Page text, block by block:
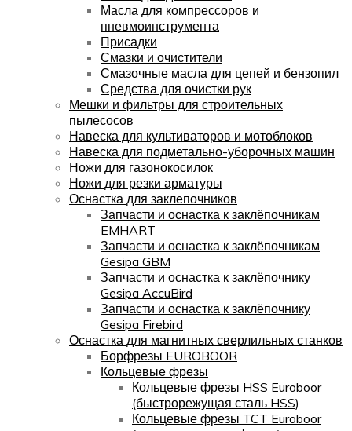
Масла для компрессоров и
пневмоинструмента
Присадки
Смазки и очистители
Смазочные масла для цепей и бензопил
Средства для очистки рук
Мешки и фильтры для строительных
пылесосов
Навеска для культиваторов и мотоблоков
Навеска для подметально-уборочных машин
Ножи для газонокосилок
Ножи для резки арматуры
Оснастка для заклепочников
Запчасти и оснастка к заклёпочникам
EMHART
Запчасти и оснастка к заклёпочникам
Gesipa GBM
Запчасти и оснастка к заклёпочнику
Gesipa AccuBird
Запчасти и оснастка к заклёпочнику
Gesipa Firebird
Оснастка для магнитных сверлильных станков
Борфрезы EUROBOOR
Кольцевые фрезы
Кольцевые фрезы HSS Euroboor
(быстрорежущая сталь HSS)
Кольцевые фрезы TCT Euroboor